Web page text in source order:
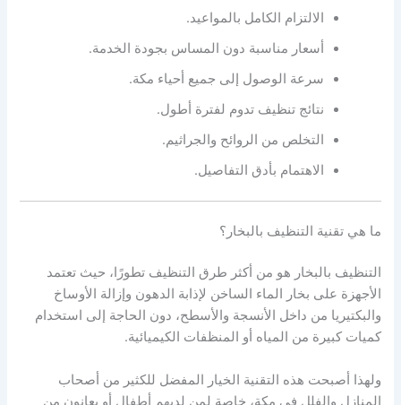
الالتزام الكامل بالمواعيد.
أسعار مناسبة دون المساس بجودة الخدمة.
سرعة الوصول إلى جميع أحياء مكة.
نتائج تنظيف تدوم لفترة أطول.
التخلص من الروائح والجراثيم.
الاهتمام بأدق التفاصيل.
ما هي تقنية التنظيف بالبخار؟
التنظيف بالبخار هو من أكثر طرق التنظيف تطورًا، حيث تعتمد
الأجهزة على بخار الماء الساخن لإذابة الدهون وإزالة الأوساخ
والبكتيريا من داخل الأنسجة والأسطح، دون الحاجة إلى استخدام
كميات كبيرة من المياه أو المنظفات الكيميائية.
ولهذا أصبحت هذه التقنية الخيار المفضل للكثير من أصحاب
المنازل والفلل في مكة، خاصة لمن لديهم أطفال أو يعانون من